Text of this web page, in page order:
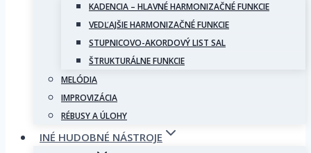
KADENCIA – HLAVNÉ HARMONIZAČNÉ FUNKCIE
VEDĽAJŠIE HARMONIZAČNÉ FUNKCIE
STUPNICOVO-AKORDOVÝ LIST SAL
ŠTRUKTURÁLNE FUNKCIE
MELÓDIA
IMPROVIZÁCIA
RÉBUSY A ÚLOHY
INÉ HUDOBNÉ NÁSTROJE